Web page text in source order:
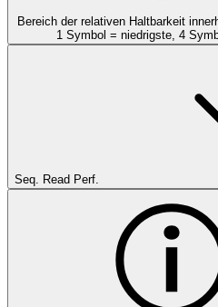
Bereich der relativen Haltbarkeit
1 Symbol = niedrigste, 4
Seq. Read Perf.